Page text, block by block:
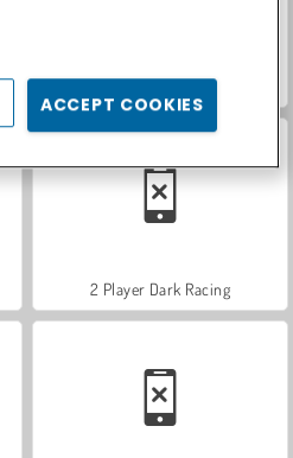
Epic Stunts PVP 3D
2 Player Dark Racing
ACCEPT COOKIES